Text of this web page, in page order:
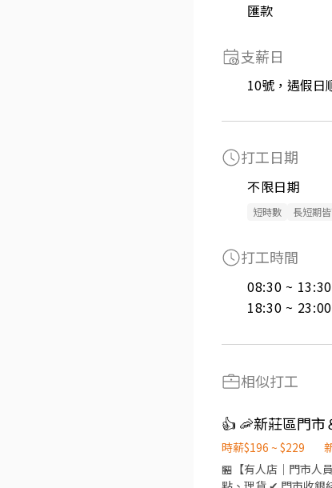
匯款
支薪日
10號，遇假日
打工日期
不限日期
短時數 長短期
打工時間
08:30 ~
18:30 ~
相似打工
👍 🦐新莊區門
時薪$196 ~ $229
🏪【有人店｜門市人